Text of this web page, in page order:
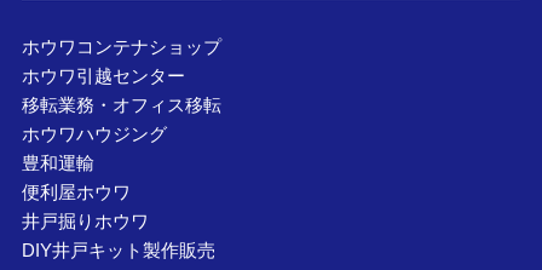
ホウワコンテナショップ
ホウワ引越センター
移転業務・オフィス移転
ホウワハウジング
豊和運輸
便利屋ホウワ
井戸掘りホウワ
DIY井戸キット製作販売